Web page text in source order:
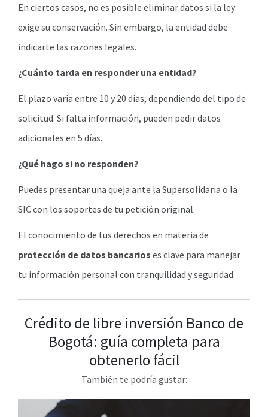
En ciertos casos, no es posible eliminar datos si la ley
exige su conservación. Sin embargo, la entidad debe
indicarte las razones legales.
¿Cuánto tarda en responder una entidad?
El plazo varía entre 10 y 20 días, dependiendo del tipo de
solicitud. Si falta información, pueden pedir datos
adicionales en 5 días.
¿Qué hago si no responden?
Puedes presentar una queja ante la Supersolidaria o la
SIC con los soportes de tu petición original.
El conocimiento de tus derechos en materia de
protección de datos bancarios es clave para manejar
tu información personal con tranquilidad y seguridad.
Crédito de libre inversión Banco de
Bogotá: guía completa para
obtenerlo fácil
También te podría gustar: